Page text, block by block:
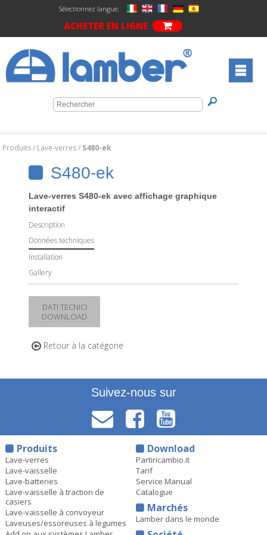
Sélectionnez langue:
ACHETER EN LIGNE
Produits/ Lave-verres/ S480-ek
S480-ek
Lave-verres S480-ek avec affichage graphique
interactif
Description
Données techniques
Installation
Gallery
DATI TECNICI
DOWNLOAD
Retour à la catégorie
Suivez-nous sur
Produits
Lave-verres
Lave-vaisselle
Lave-batteries
Lave-vaisselle à traction de
casiers
Lave-vaisselle à convoyeur
Laveuses/essoreuses à legumes
Download
Partiricambio.it
Tarif
Service Manual
Catalogue
Marchés
Lamber dans le monde